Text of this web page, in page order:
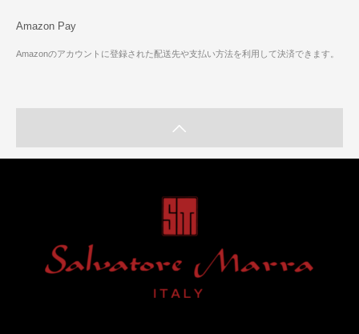
Amazon Pay
Amazonのアカウントに登録された配送先や支払い方法を利用して決済できます。